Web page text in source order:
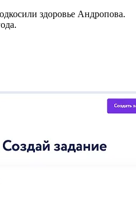
здоровье Андропова.